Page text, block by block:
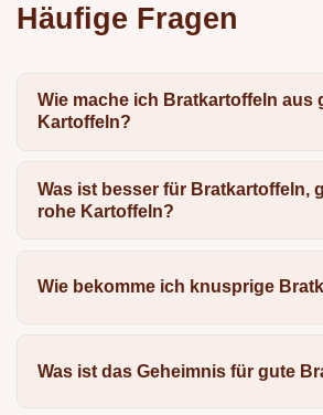
Häufige Fragen
Wie mache ich Bratkartoffeln aus
Kartoffeln?
Was ist besser für Bratkartoffeln,
rohe Kartoffeln?
Wie bekomme ich knusprige
Was ist das Geheimnis für gute